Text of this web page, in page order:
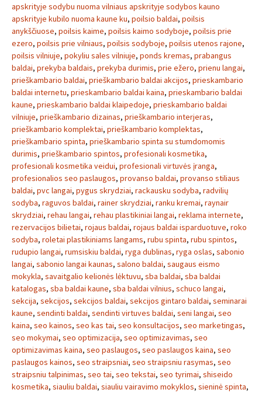
apskrityje sodybu nuoma vilniaus apskrityje sodybos kauno
apskrityje kubilo nuoma kaune ku, poilsio baldai, poilsis
anykščiuose, poilsis kaime, poilsis kaimo sodyboje, poilsis prie
ezero, poilsis prie vilniaus, poilsis sodyboje, poilsis utenos rajone,
poilsis vilniuje, pokyliu sales vilniuje, ponds kremas, prabangus
baldai, prekyba baldais, prekyba durimis, prie ežero, prienu langai,
prieškambario baldai, prieškambario baldai akcijos, prieskambario
baldai internetu, prieskambario baldai kaina, prieskambario baldai
kaune, prieskambario baldai klaipedoje, prieskambario baldai
vilniuje, prieškambario dizainas, prieškambario interjeras,
prieškambario komplektai, prieškambario komplektas,
prieškambario spinta, prieškambario spinta su stumdomomis
durimis, prieškambario spintos, profesionali kosmetika,
profesionali kosmetika veidui, profesionali virtuvės įranga,
profesionalios seo paslaugos, provanso baldai, provanso stiliaus
baldai, pvc langai, pygus skrydziai, rackausku sodyba, radvilių
sodyba, raguvos baldai, rainer skrydziai, ranku kremai, raynair
skrydziai, rehau langai, rehau plastikiniai langai, reklama internete,
rezervacijos bilietai, rojaus baldai, rojaus baldai isparduotuve, roko
sodyba, roletai plastikiniams langams, rubu spinta, rubu spintos,
rudupio langai, rumsiskiu baldai, ryga dublinas, ryga oslas, sabonio
langai, sabonio langai kaunas, salono baldai, saugaus eismo
mokykla, savaitgalio kelionės lėktuvu, sba baldai, sba baldai
katalogas, sba baldai kaune, sba baldai vilnius, schuco langai,
sekcija, sekcijos, sekcijos baldai, sekcijos gintaro baldai, seminarai
kaune, sendinti baldai, sendinti virtuves baldai, seni langai, seo
kaina, seo kainos, seo kas tai, seo konsultacijos, seo marketingas,
seo mokymai, seo optimizacija, seo optimizavimas, seo
optimizavimas kaina, seo paslaugos, seo paslaugos kaina, seo
paslaugos kainos, seo straipsniai, seo straipsniu rasymas, seo
straipsniu talpinimas, seo tai, seo tekstai, seo tyrimai, shiseido
kosmetika, siauliu baldai, siauliu vairavimo mokyklos, sieninė spinta,